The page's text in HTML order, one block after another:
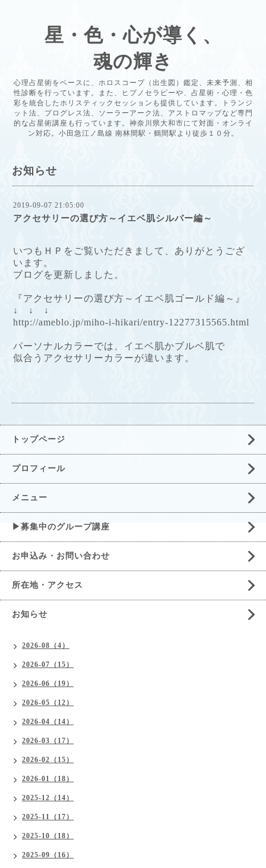
星・色・心が導く、
魂の輝き
心理占星術をベースに、ホロスコープ（出生図）鑑定、未来予測、相
性診断を行っています。また、ヒプノセラピーや、占星術・心理・色
彩を統合したホリスティックセッションも提供しています。トランジ
ット法、プログレス法、ソーラーアーク法、アストロマップなど専門
的な占星術講座も行っています。神奈川県大和市にて対面・オンライ
ン対応。小田急江ノ島線 南林間駅・鶴間駅より徒歩１０分。
お知らせ
2019-09-07 21:05:00
アクセサリーの選び方～イエベ肌シルバー編～
いつもＨＰをご覧いただきまして、ありがとうござ
います 。
ブログを更新しました。
『アクセサリーの選び方～イエベ肌ゴールド編～』
↓ ↓ ↓
http://ameblo.jp/miho-i-hikari/entry-12277315565.html
パーソナルカラーでは、 イエベ肌かブルベ肌で
似合うアクセサリーカラーが違います。
トップページ
プロフィール
メニュー
▶募集中のグループ講座
お申込み・お問い合わせ
所在地・アクセス
お知らせ
2026-08（4）
2026-07（15）
2026-06（19）
2026-05（12）
2026-04（14）
2026-03（17）
2026-02（15）
2026-01（18）
2025-12（14）
2025-11（17）
2025-10（18）
2025-09（16）